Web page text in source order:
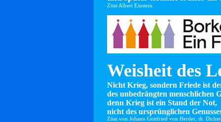
Zitat Albert Einstein
Weisheit des
Nicht Krieg, sondern Friede ist
des unbedrängten menschlichen
denn Krieg ist ein Stand der Not,
nicht des ursprünglichen
Zitat von Johann Gottfried von Herder, dt.